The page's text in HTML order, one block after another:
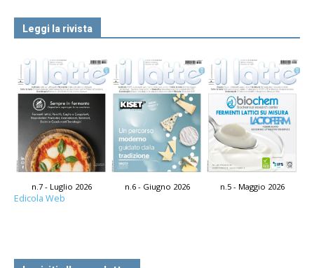
Leggi la rivista
n.7 - Luglio 2026 n.6 - Giugno 2026 n.5 - Maggio 2026
Edicola Web